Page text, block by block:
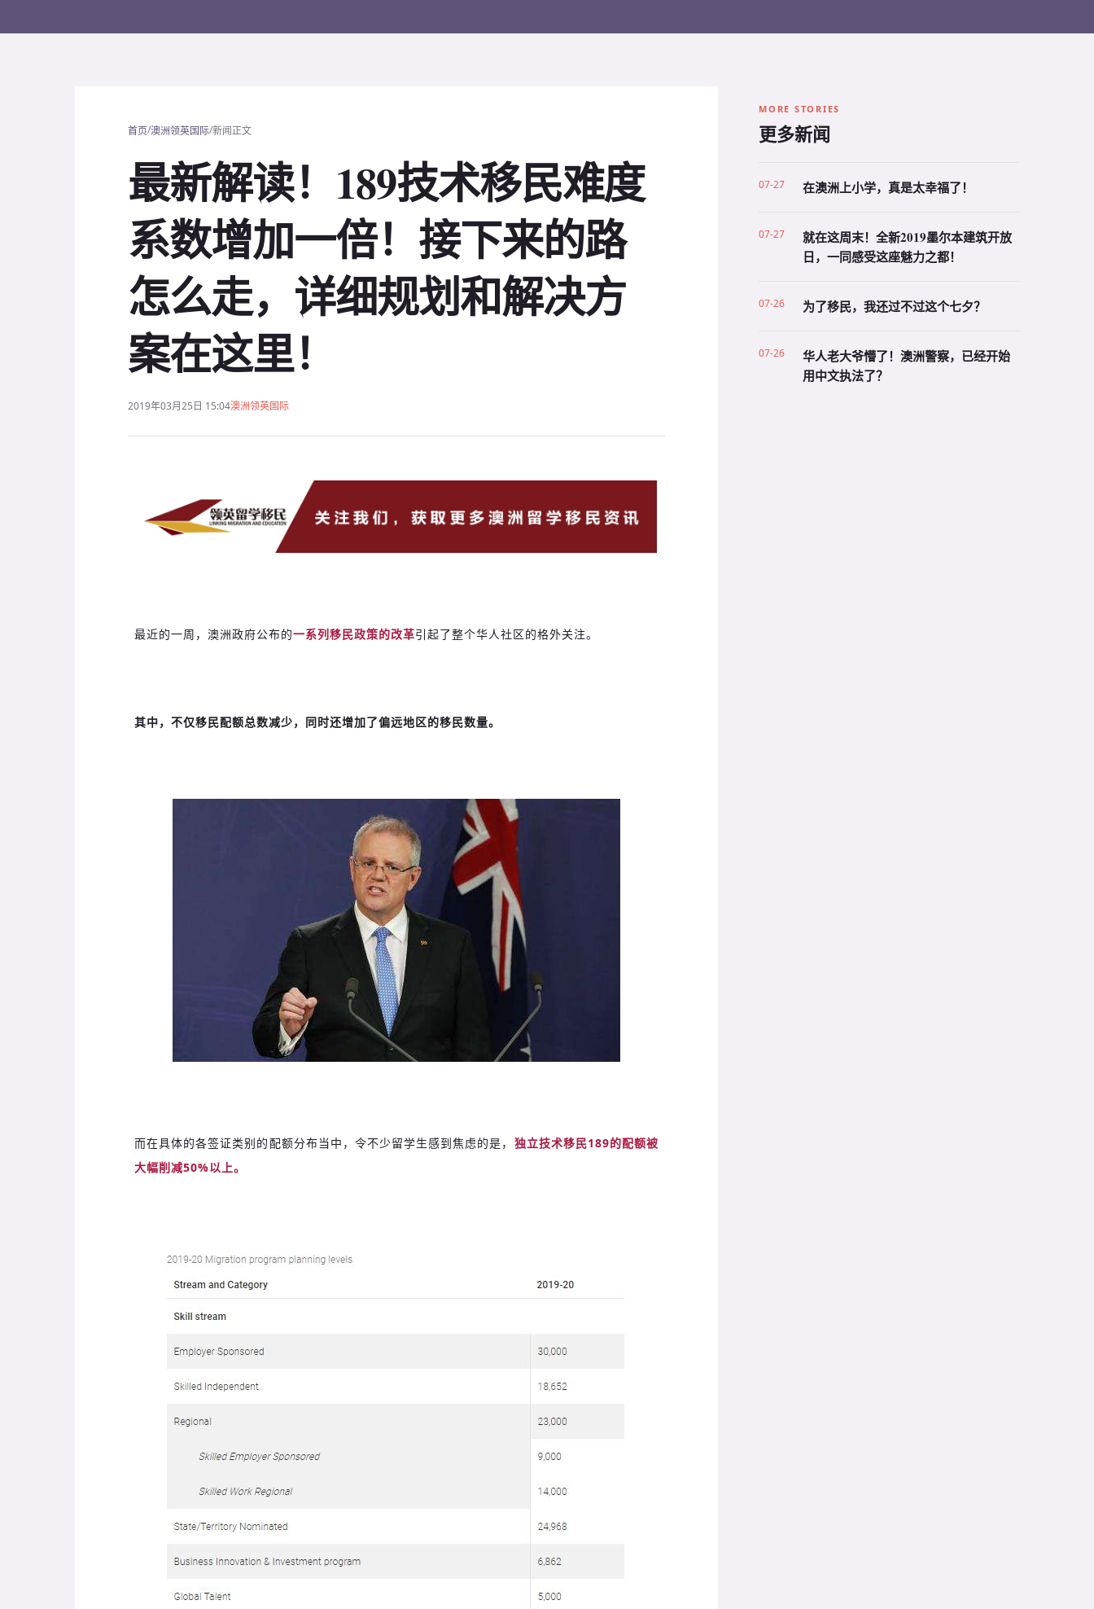
首页/澳洲领英国际/新闻正文
最新解读！189技术移民难度
系数增加一倍！接下来的路
怎么走，详细规划和解决方
案在这里！
2019年03月25日 15:04澳洲领英国际
最近的一周，澳洲政府公布的一系列移民政策的改革引起了整个华人社区的格外关注。
其中，不仅移民配额总数减少，同时还增加了偏远地区的移民数量。
而在具体的各签证类别的配额分布当中，令不少留学生感到焦虑的是， 独立技术移民189的配额被
大幅削减50%以上。
MORE STORIES
更多新闻
07-27 在澳洲上小学，真是太幸福了！
07-27
就在这周末！全新2019墨尔本建筑开放
日，一同感受这座魅力之都！
07-26 为了移民，我还过不过这个七夕？
07-26
华人老大爷懵了！澳洲警察，已经开始
用中文执法了？